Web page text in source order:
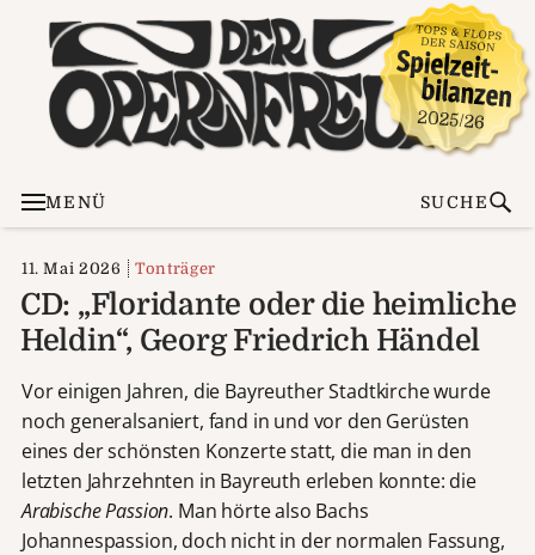
MENÜ SUCHE
11. Mai 2026 Tonträger
CD: „Floridante oder die heimliche
Heldin“, Georg Friedrich Händel
Vor einigen Jahren, die Bayreuther Stadtkirche wurde
noch generalsaniert, fand in und vor den Gerüsten
eines der schönsten Konzerte statt, die man in den
letzten Jahrzehnten in Bayreuth erleben konnte: die
Arabische Passion. Man hörte also Bachs
Johannespassion, doch nicht in der normalen Fassung,